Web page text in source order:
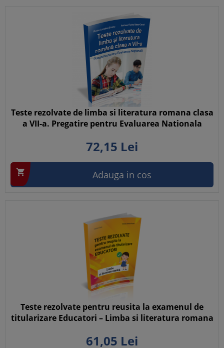
Teste rezolvate de limba si literatura romana clasa
a VII-a. Pregatire pentru Evaluarea Nationala
72,15 Lei
 Adauga in cos
Teste rezolvate pentru reusita la examenul de
titularizare Educatori – Limba si literatura romana
61,05 Lei